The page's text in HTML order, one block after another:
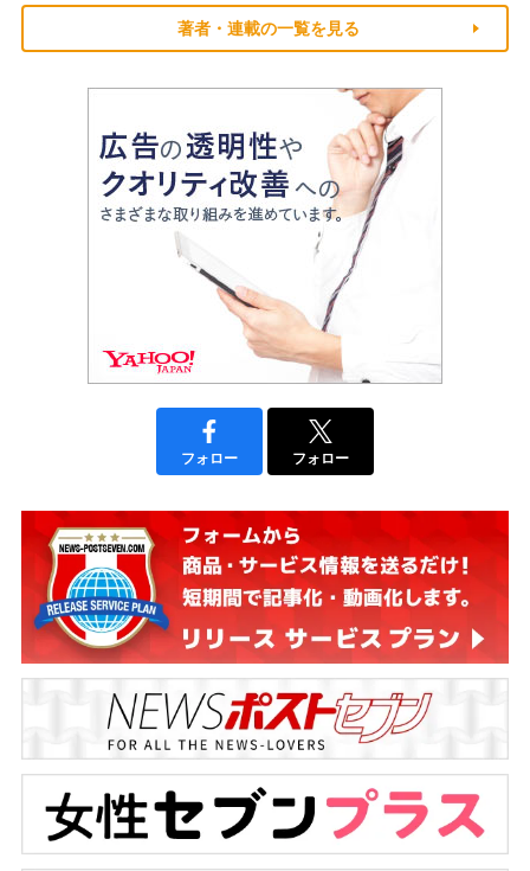
著者・連載の一覧を見る
フォロー フォロー